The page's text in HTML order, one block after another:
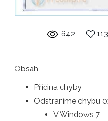
642 113
Obsah
Příčina chyby
Odstraníme chybu
V Windows 7